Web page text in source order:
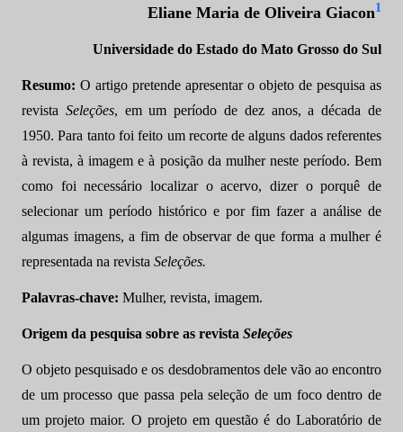
Eliane Maria de Oliveira Giacon1
Universidade do Estado do Mato Grosso do Sul
Resumo: O artigo pretende apresentar o objeto de pesquisa as
revista Seleções, em um período de dez anos, a década de
1950. Para tanto foi feito um recorte de alguns dados referentes
à revista, à imagem e à posição da mulher neste período. Bem
como foi necessário localizar o acervo, dizer o porquê de
selecionar um período histórico e por fim fazer a análise de
algumas imagens, a fim de observar de que forma a mulher é
representada na revista Seleções.
Palavras-chave: Mulher, revista, imagem.
Origem da pesquisa sobre as revista Seleções
O objeto pesquisado e os desdobramentos dele vão ao encontro
de um processo que passa pela seleção de um foco dentro de
um projeto maior. O projeto em questão é do Laboratório de